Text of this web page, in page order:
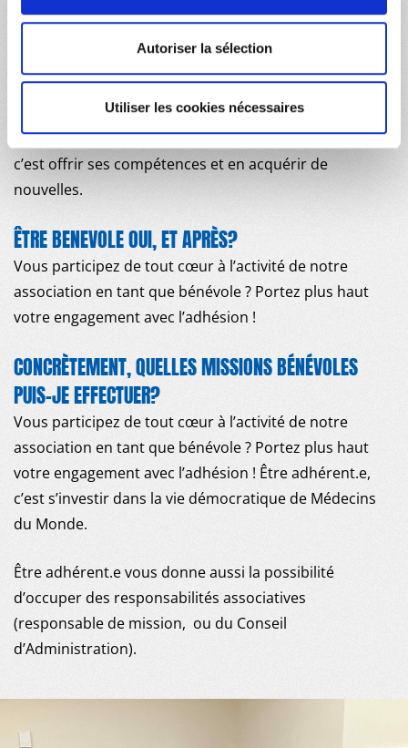
Autoriser la sélection
Utiliser les cookies nécessaires
Médecins du Monde, vous vous engagez à nos côtés
nos positionnements . Vous n’êtes pas seul.e ! Nous
travaillons en équipe, vous êtes formé.e.s et
accompagné.e.s. Être bénévole à Médecins du Monde
c’est offrir ses compétences et en acquérir de
nouvelles.
ÊTRE BENEVOLE OUI, ET APRÈS?
Vous participez de tout cœur à l’activité de notre
association en tant que bénévole ? Portez plus haut
votre engagement avec l’adhésion !
CONCRÈTEMENT, QUELLES MISSIONS BÉNÉVOLES
PUIS-JE EFFECTUER?
Vous participez de tout cœur à l’activité de notre
association en tant que bénévole ? Portez plus haut
votre engagement avec l’adhésion ! Être adhérent.e,
c’est s’investir dans la vie démocratique de Médecins
du Monde.
Être adhérent.e vous donne aussi la possibilité
d’occuper des responsabilités associatives
(responsable de mission, ou du Conseil
d’Administration).